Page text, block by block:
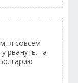
я совсем
рвануть... а